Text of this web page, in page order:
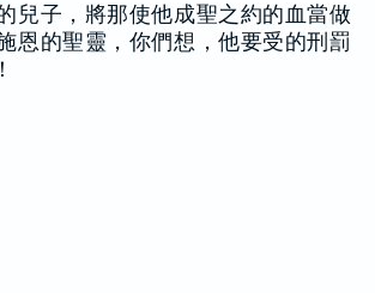
兒子，將那使他成聖之約的血當做
恩的聖靈，你們想，他要受的刑罰